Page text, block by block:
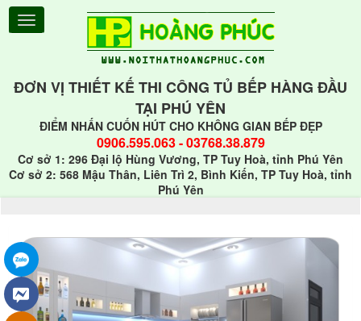
ĐƠN VỊ THIẾT KẾ THI CÔNG TỦ BẾP HÀNG ĐẦU
TẠI PHÚ YÊN
ĐIỂM NHẤN CUỐN HÚT CHO KHÔNG GIAN BẾP ĐẸP
0906.595.063-03768.38.879
Cơ sở 1: 296 Đại lộ Hùng Vương, TP Tuy Hoà, tỉnh Phú Yên
Cơ sở 2: 568 Mậu Thân, Liên Trì 2, Bình Kiến, TP Tuy Hoà, tỉnh
Phú Yên